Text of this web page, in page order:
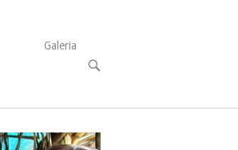
Galeria
Open